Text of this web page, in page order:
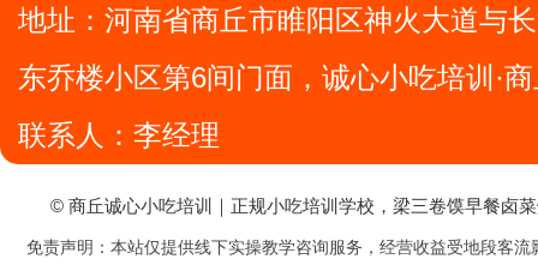
地址： 河南省商丘市睢阳区神火大道与
东乔楼小区第6间门面，诚心小吃培训·
联系人：李经理
© 商丘诚心小吃培训｜正规小吃培训学校，梁三卷馍早餐卤
免责声明：本站仅提供线下实操教学咨询服务，经营收益受地段客